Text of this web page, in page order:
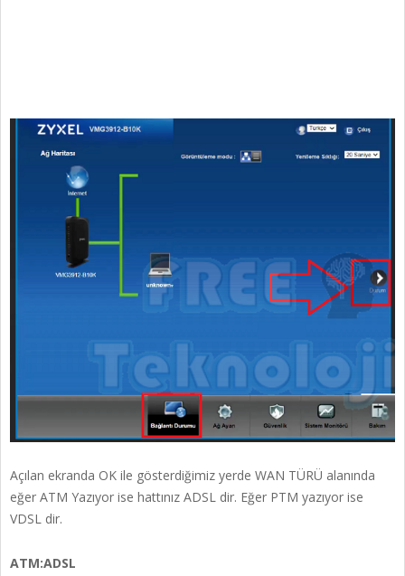
Açılan ekranda OK ile gösterdiğimiz yerde WAN TÜRÜ alanında
eğer ATM Yazıyor ise hattınız ADSL dir. Eğer PTM yazıyor ise
VDSL dir.
ATM:ADSL